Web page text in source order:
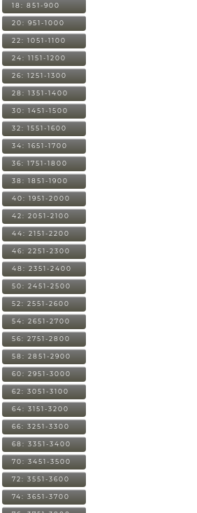
18: 851-900
20: 951-1000
22: 1051-1100
24: 1151-1200
26: 1251-1300
28: 1351-1400
30: 1451-1500
32: 1551-1600
34: 1651-1700
36: 1751-1800
38: 1851-1900
40: 1951-2000
42: 2051-2100
44: 2151-2200
46: 2251-2300
48: 2351-2400
50: 2451-2500
52: 2551-2600
54: 2651-2700
56: 2751-2800
58: 2851-2900
60: 2951-3000
62: 3051-3100
64: 3151-3200
66: 3251-3300
68: 3351-3400
70: 3451-3500
72: 3551-3600
74: 3651-3700